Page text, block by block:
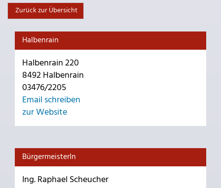
Zurück zur Übersicht
Halbenrain
Halbenrain 220
8492 Halbenrain
03476/2205
Email schreiben
zur Website
BürgermeisterIn
Ing. Raphael Scheucher